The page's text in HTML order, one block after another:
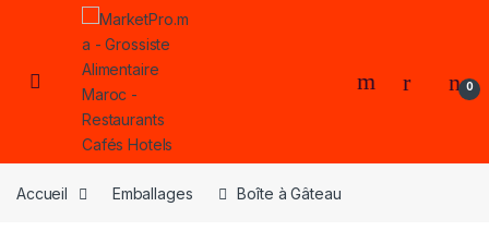
Skip to navigation
Skip to content
Open 0
Accueil Emballages Boîte à Gâteau